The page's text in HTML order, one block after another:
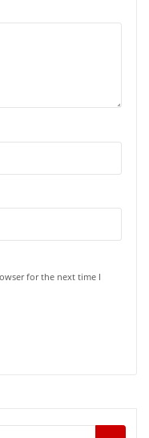
for the next time I